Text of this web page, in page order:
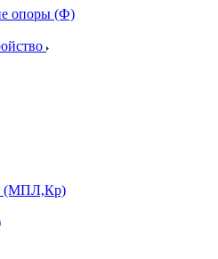
опоры (Ф)
(МПЛ,Кр)